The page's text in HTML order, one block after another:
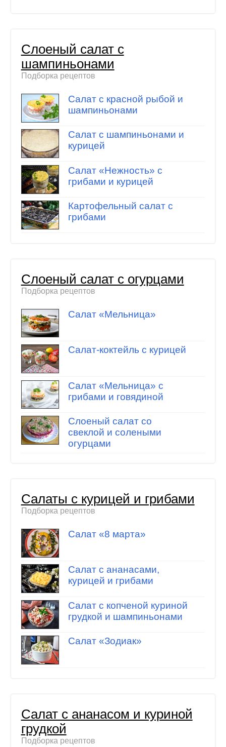
Слоеный салат с
шампиньонами
Подборка рецептов
Салат с красной рыбой и
шампиньонами
Салат с шампиньонами и
курицей
Салат «Нежность» с
грибами и курицей
Картофельный салат с
грибами
Слоеный салат с огурцами
Подборка рецептов
Салат «Мельница»
Салат-коктейль с курицей
Салат «Мельница» с
грибами и говядиной
Слоеный салат со
свеклой и солеными
огурцами
Салаты с курицей и грибами
Подборка рецептов
Салат «8 марта»
Салат с ананасами,
курицей и грибами
Салат с копченой куриной
грудкой и шампиньонами
Салат «Зодиак»
Салат с ананасом и куриной
грудкой
Подборка рецептов